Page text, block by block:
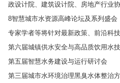
政设计院、建筑设计院、房地产行业
8智慧城市水资源高峰论坛及系列盛会
专家学者等将针对最新政策、前沿科
第六届城镇供水安全与高品质饮用水
第五届智慧水务建设与运行研讨会
第三届城市水环境治理黑臭水体